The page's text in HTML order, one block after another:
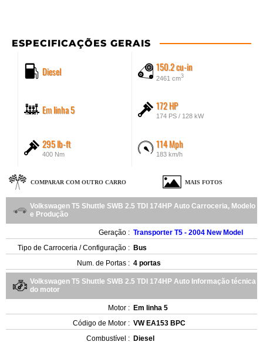
ESPECIFICAÇÕES GERAIS
Diesel 150.2 cu-in
2461 cm3
Em linha 5 172 HP
174 PS / 128 kW
295 lb-ft
400 Nm
114 Mph
183 km/h
COMPARAR COM OUTRO CARRO MAIS FOTOS
Volkswagen T5 Shuttle SWB 2.5 TDI 174HP Auto Carroceria, Modelo
e Produção
Geração : Transporter T5 - 2004 New Model
Tipo de Carroceria / Configuração : Bus
Num. de Portas : 4 portas
Volkswagen T5 Shuttle SWB 2.5 TDI 174HP Auto Informação técnica
do motor
Motor : Em linha 5
Código de Motor : VW EA153 BPC
Combustível : Diesel